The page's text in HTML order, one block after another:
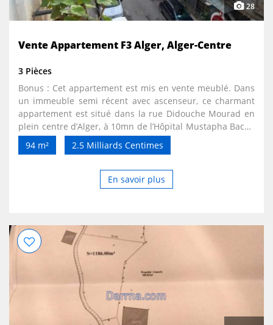
28
Vente Appartement F3 Alger, Alger-Centre
3 Pièces
Bonus : Cet appartement est mis en vente meublé. Dans
un immeuble semi récent avec ascenseur, ce charmant
appartement est situé dans la rue Didouche Mourad en
plein centre d’Alger, à 10mn de l’Hôpital Mustapha Bacha
et de toutes les commodités, des écoles et des transports
en commun. Il est situé au 3ème étage sur 7. Ce Type 3
une cuisine lumineuse et totalement équipée avec un
profond placard de rangement. Une salle de bain avec
menant vers la partie nuit qui se compose de deux
grandes chambres dont une équipée d’un dressing et
donnant sur un balcon. En parfait état, l'appartement est
lumineux et traversant avec double exposition. Cet
appartement dispose également d’une chaudière avec
des radiateurs disposés dans chaque pièce et d’une
climatisation installée. Prix : 25.000.000 DZ Contacte pour
visite des lieux : 0560 77 40 77
94 m² 2.5 Milliards Centimes
En savoir plus